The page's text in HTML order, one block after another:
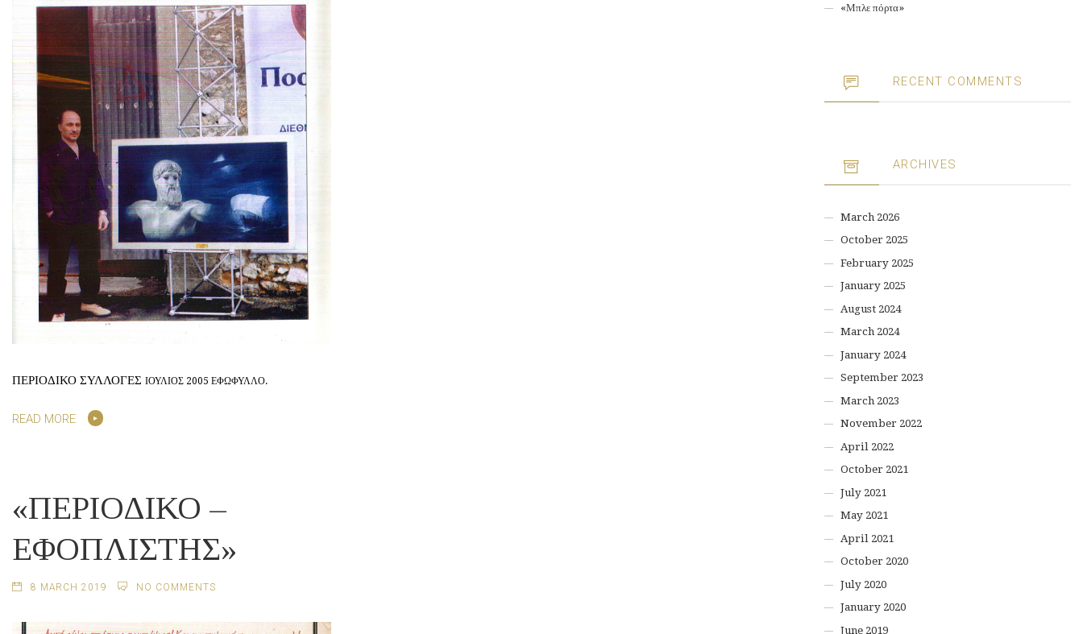
ΠΕΡΙΟΔΙΚΟ ΣΥΛΛΟΓΕΣ ΙΟΥΛΙΟΣ 2005 ΕΦΩΦΥΛΛΟ.
READ MORE
«ΠΕΡΙΟΔΙΚΟ –
ΕΦΟΠΛΙΣΤΗΣ»
8 MARCH 2019 NO COMMENTS
«Μπλε πόρτα»
RECENT COMMENTS
ARCHIVES
March 2026
October 2025
February 2025
January 2025
August 2024
March 2024
January 2024
September 2023
March 2023
November 2022
April 2022
October 2021
July 2021
May 2021
April 2021
October 2020
July 2020
January 2020
June 2019